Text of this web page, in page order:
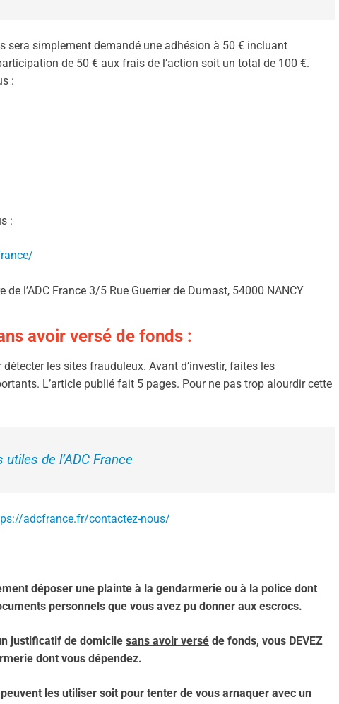
sera simplement demandé une adhésion à 50 € incluant
de 50 € aux frais de l’action soit un total de 100 €.
:
:
l’ADC France 3/5 Rue Guerrier de Dumast, 54000 NANCY
avoir versé de fonds :
les sites frauduleux. Avant d’investir, faites les
L’article publié fait 5 pages. Pour ne pas trop alourdir cette
de l’ADC France
adcfrance.fr/contactez-nous/
déposer une plainte à la gendarmerie ou à la police dont
personnels que vous avez pu donner aux escrocs.
justificatif de domicile sans avoir versé de fonds, vous DEVEZ
dont vous dépendez.
les utiliser soit pour tenter de vous arnaquer avec un